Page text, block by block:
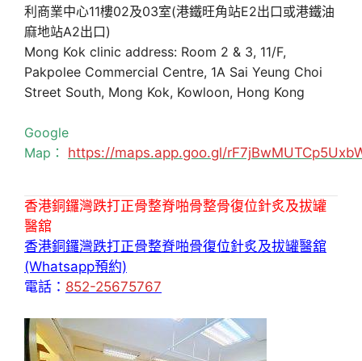
利商業中心11樓02及03室(港鐵旺角站E2出口或港鐵油
麻地站A2出口)
Mong Kok clinic address: Room 2 & 3, 11/F,
Pakpolee Commercial Centre, 1A Sai Yeung Choi
Street South, Mong Kok, Kowloon, Hong Kong
Google
Map： https://maps.app.goo.gl/
香港銅鑼灣跌打正骨整脊啪骨整骨復位針炙及拔罐
醫舘
香港銅鑼灣跌打正骨整脊啪骨復位針炙及拔罐醫舘
(Whatsapp預約)
電話： 852-25675767